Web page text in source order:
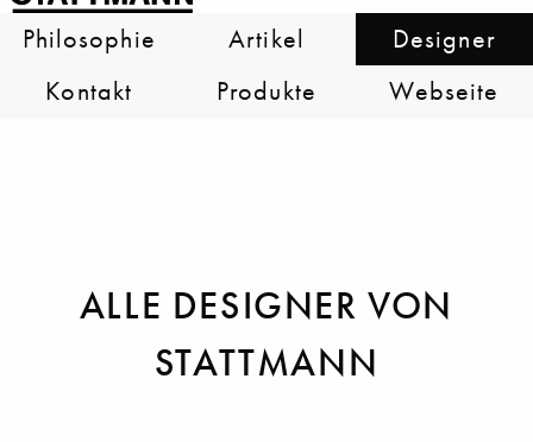
Philosophie Artikel
Designer
Kontakt
Produkte Webseite
ALLE DESIGNER VON
STATTMANN